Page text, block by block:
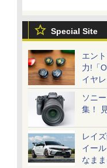
Special Site
エン
力!「
イヤ
一気
ソニ
集！
レイ
イー
なま